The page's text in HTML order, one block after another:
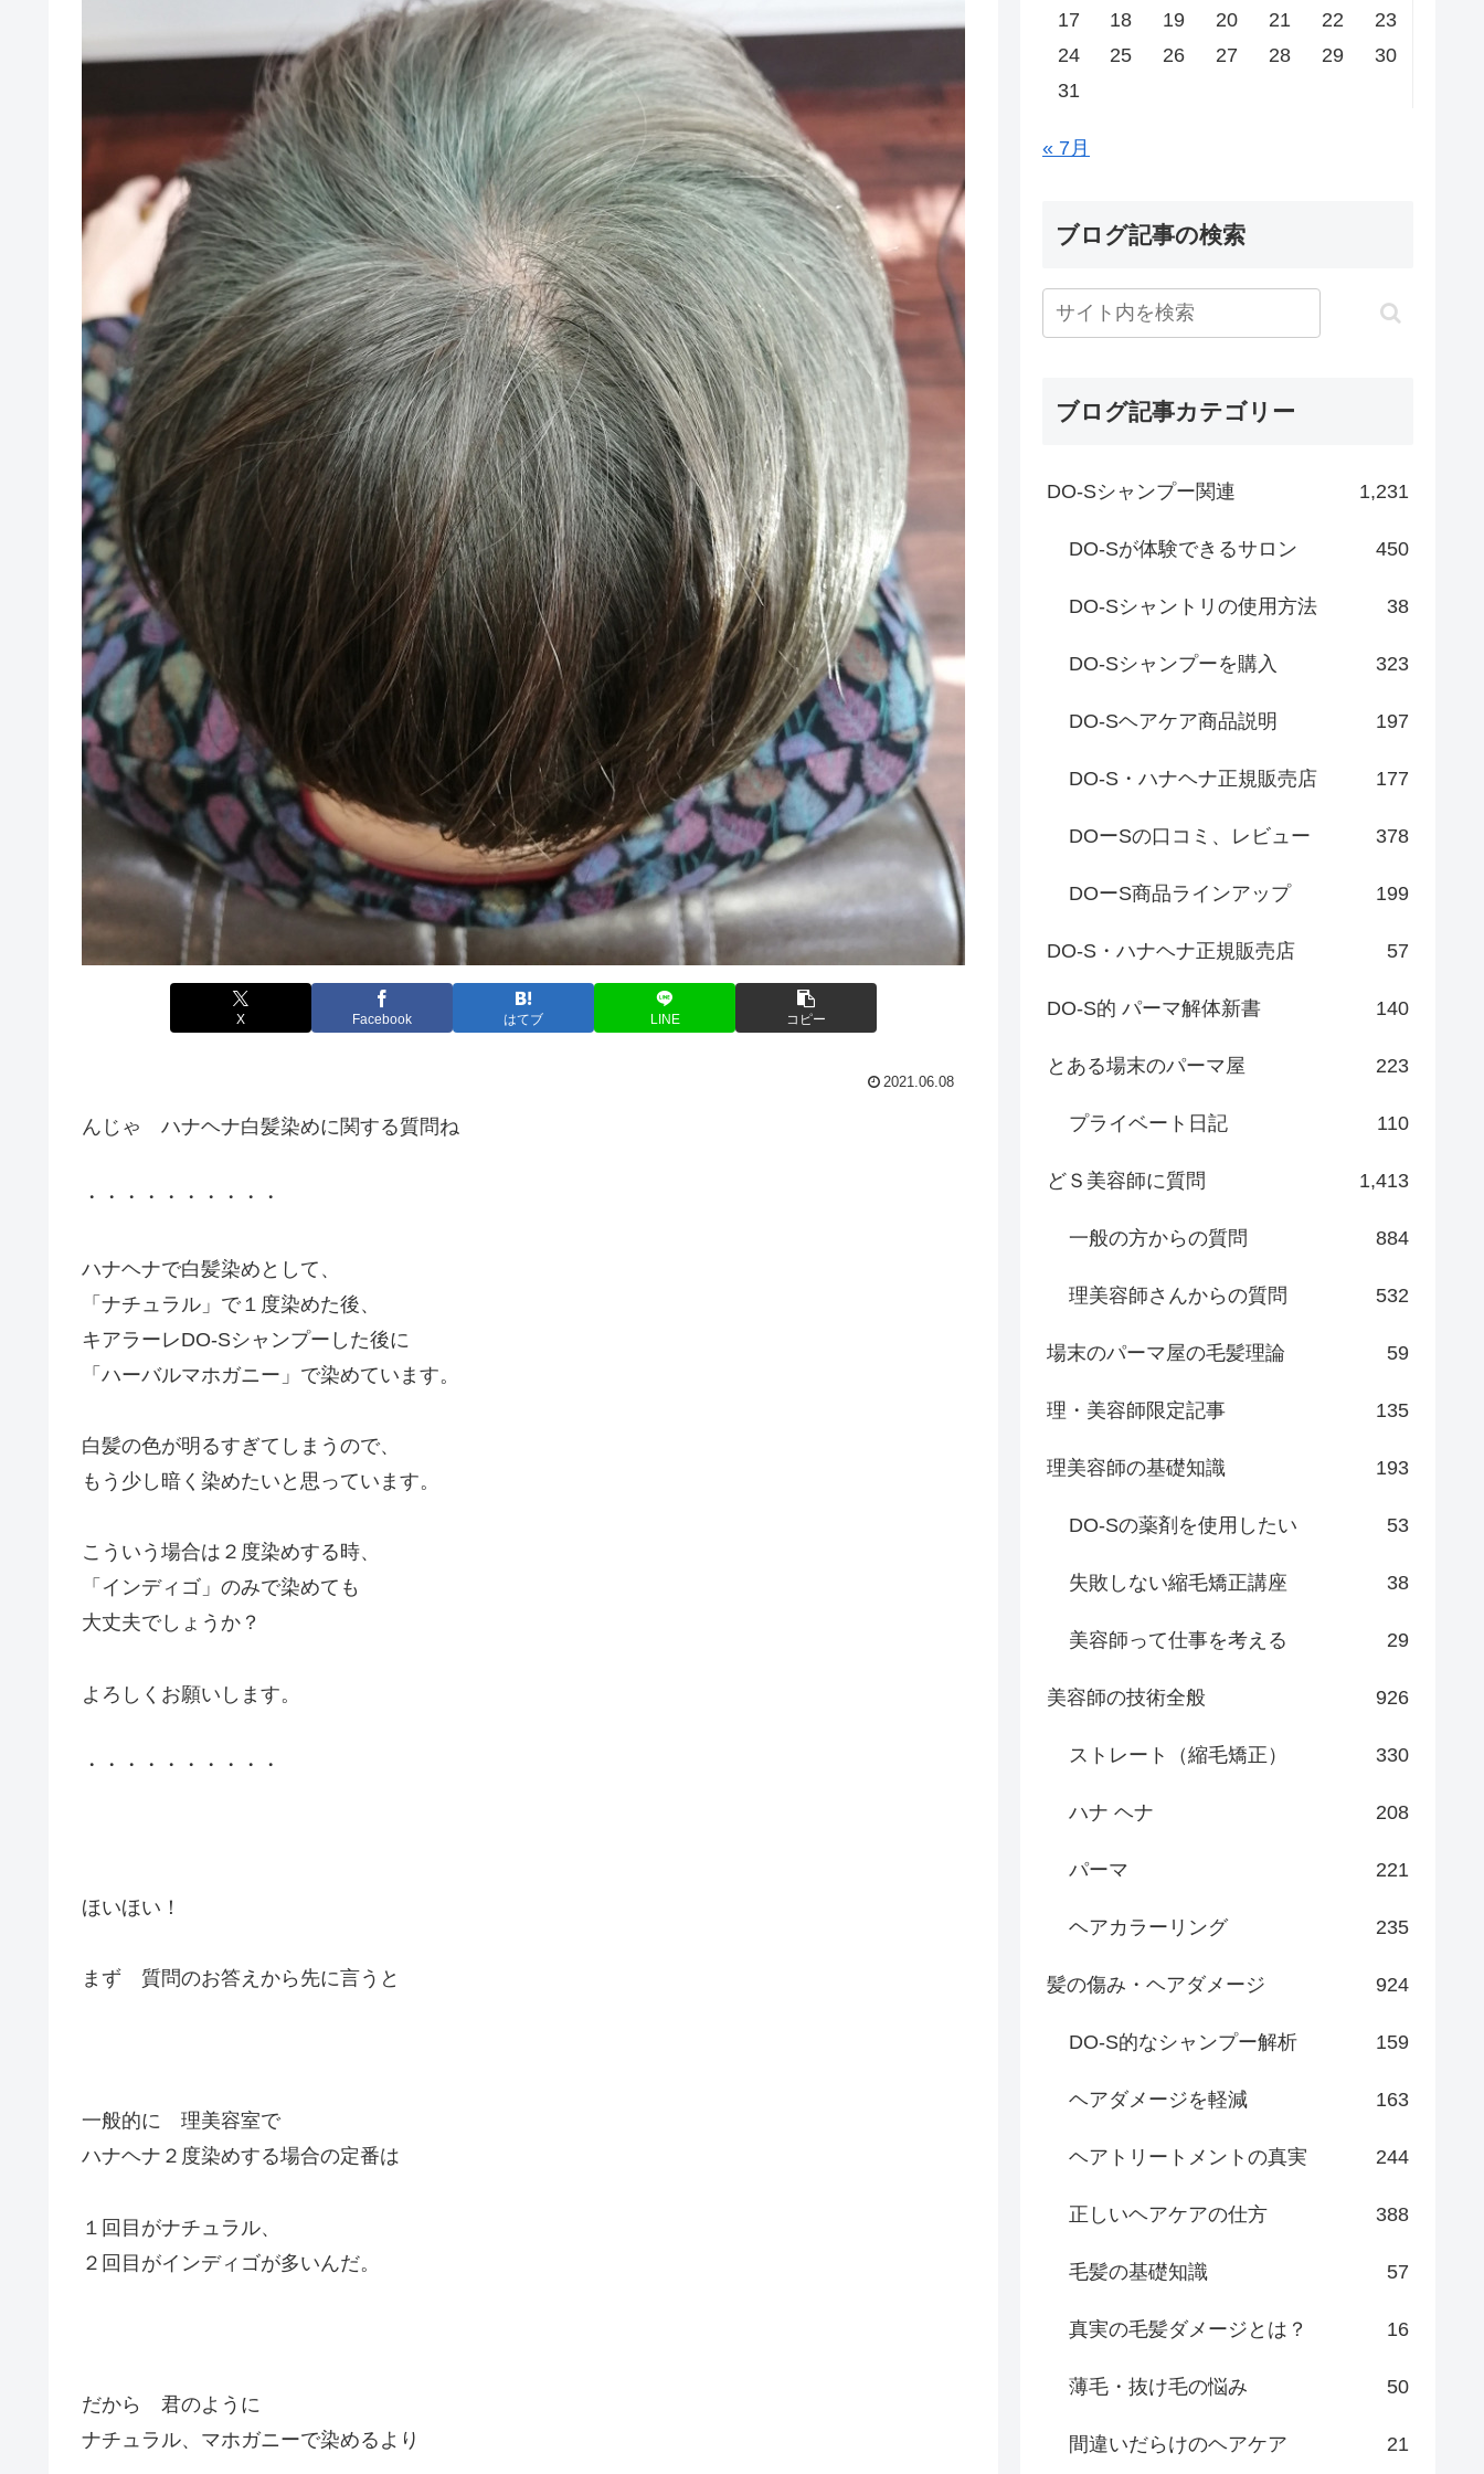
X Facebook はてブ LINE コピー
2021.06.08
んじゃ ハナヘナ白髪染めに関する質問ね
・・・・・・・・・・
ハナヘナで白髪染めとして、
「ナチュラル」で１度染めた後、
キアラーレDO-Sシャンプーした後に
「ハーバルマホガニー」で染めています。
白髪の色が明るすぎてしまうので、
もう少し暗く染めたいと思っています。
こういう場合は２度染めする時、
「インディゴ」のみで染めても
大丈夫でしょうか？
よろしくお願いします。
・・・・・・・・・・
ほいほい！
まず 質問のお答えから先に言うと
一般的に 理美容室で
ハナヘナ２度染めする場合の定番は
１回目がナチュラル、
２回目がインディゴが多いんだ。
だから 君のように
ナチュラル、マホガニーで染めるより
17 18 19 20 21 22
23
24
25 26 27 28 29
30
31
« 7月
ブログ記事の検索
ブログ記事カテゴリー
DO-Sシャンプー関連 1,231
DO-Sが体験できるサロン 450
DO-Sシャントリの使用方法 38
DO-Sシャンプーを購入 323
DO-Sヘアケア商品説明 197
DO-S・ハナヘナ正規販売店 177
DOーSの口コミ、レビュー 378
DOーS商品ラインアップ 199
DO-S・ハナヘナ正規販売店 57
DO-S的 パーマ解体新書 140
とある場末のパーマ屋 223
プライベート日記 110
どＳ美容師に質問 1,413
一般の方からの質問 884
理美容師さんからの質問 532
場末のパーマ屋の毛髪理論 59
理・美容師限定記事 135
理美容師の基礎知識 193
DO-Sの薬剤を使用したい 53
失敗しない縮毛矯正講座 38
美容師って仕事を考える 29
美容師の技術全般 926
ストレート（縮毛矯正） 330
ハナ ヘナ 208
パーマ 221
ヘアカラーリング 235
髪の傷み・ヘアダメージ 924
DO-S的なシャンプー解析 159
ヘアダメージを軽減 163
ヘアトリートメントの真実 244
正しいヘアケアの仕方 388
毛髪の基礎知識 57
真実の毛髪ダメージとは？ 16
薄毛・抜け毛の悩み 50
間違いだらけのヘアケア 21